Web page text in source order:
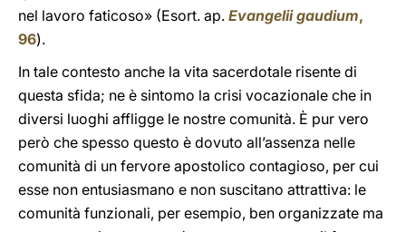
nel lavoro faticoso» (Esort. ap. Evangelii gaudium,
96).
In tale contesto anche la vita sacerdotale risente di
questa sfida; ne è sintomo la crisi vocazionale che in
diversi luoghi affligge le nostre comunità. È pur vero
però che spesso questo è dovuto all’assenza nelle
comunità di un fervore apostolico contagioso, per cui
esse non entusiasmano e non suscitano attrattiva: le
comunità funzionali, per esempio, ben organizzate ma